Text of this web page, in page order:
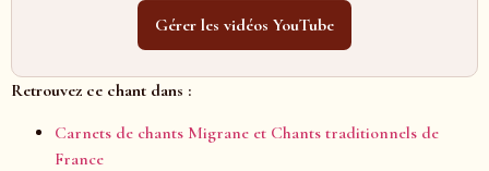
Gérer les vidéos YouTube
Retrouvez ce chant dans :
Carnets de chants Migrane et Chants traditionnels de
France